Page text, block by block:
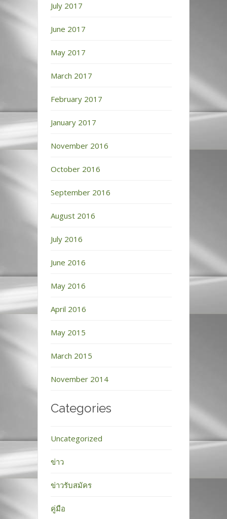
July 2017
June 2017
May 2017
March 2017
February 2017
January 2017
November 2016
October 2016
September 2016
August 2016
July 2016
June 2016
May 2016
April 2016
May 2015
March 2015
November 2014
Categories
Uncategorized
ข่าว
ข่าวรับสมัคร
คู่มือ